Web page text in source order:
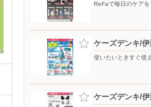
ReFaで毎日のケアを
ケーズデンキ/
使いたいときすぐ使
ケーズデンキ/